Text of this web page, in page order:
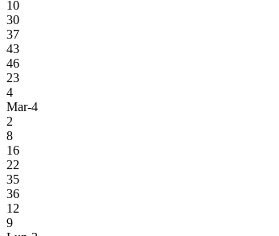
10
30
37
43
46
23
4
Mar-4
2
8
16
22
35
36
12
9